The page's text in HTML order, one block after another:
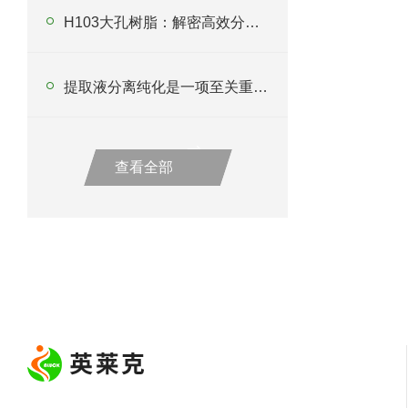
H103大孔树脂：解密高效分离纯化新利器
提取液分离纯化是一项至关重要的技术
查看全部